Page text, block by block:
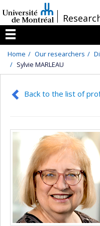
au
contenu
/
Menu
Home Our researchers
Sylvie MARLEAU
Back to the list of